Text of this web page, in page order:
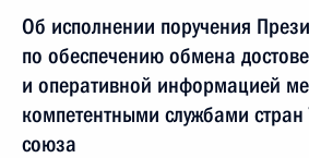
Об исполнении поручения
по обеспечению обмена
и оперативной информацией
компетентными службами
союза